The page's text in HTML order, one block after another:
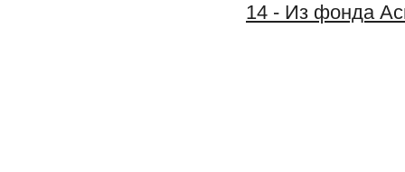
14 - Из фонда